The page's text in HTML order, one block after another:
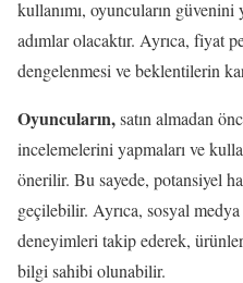
kullanımı, oyuncuların
adımlar olacaktır. Ayrıca, fiyat
dengelenmesi ve beklentilerin
Oyuncuların,satın almadan
incelemelerini yapmaları ve
önerilir. Bu sayede, potansiyel
geçilebilir. Ayrıca, sosyal
deneyimleri takip ederek,
bilgi sahibi olunabilir.